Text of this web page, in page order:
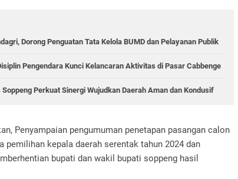
Dorong Penguatan Tata Kelola BUMD dan Pelayanan Publik
Pengendara Kunci Kelancaran Aktivitas di Pasar Cabbenge
Perkuat Sinergi Wujudkan Daerah Aman dan Kondusif
Penyampaian pengumuman penetapan pasangan calon
pemilihan kepala daerah serentak tahun 2024 dan
bupati dan wakil bupati soppeng hasil